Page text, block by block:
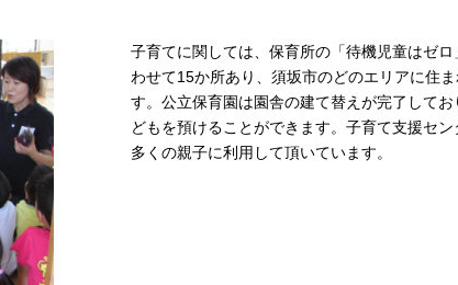
子育てに関しては、保育所の「待機児童はゼ
わせて15か所あり、須坂市のどのエリアに住
す。公立保育園は園舎の建て替えが完了して
どもを預けることができます。子育て支援セン
多くの親子に利用して頂いています。